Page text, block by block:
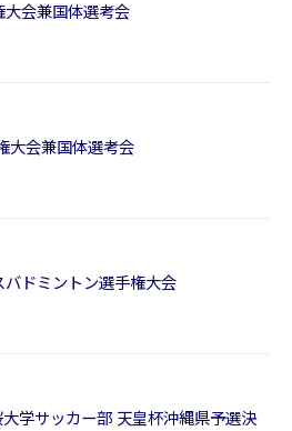
会兼国体選考会
大会兼国体選考会
ドミントン選手権大会
大学サッカー部 天皇杯沖縄県予選決